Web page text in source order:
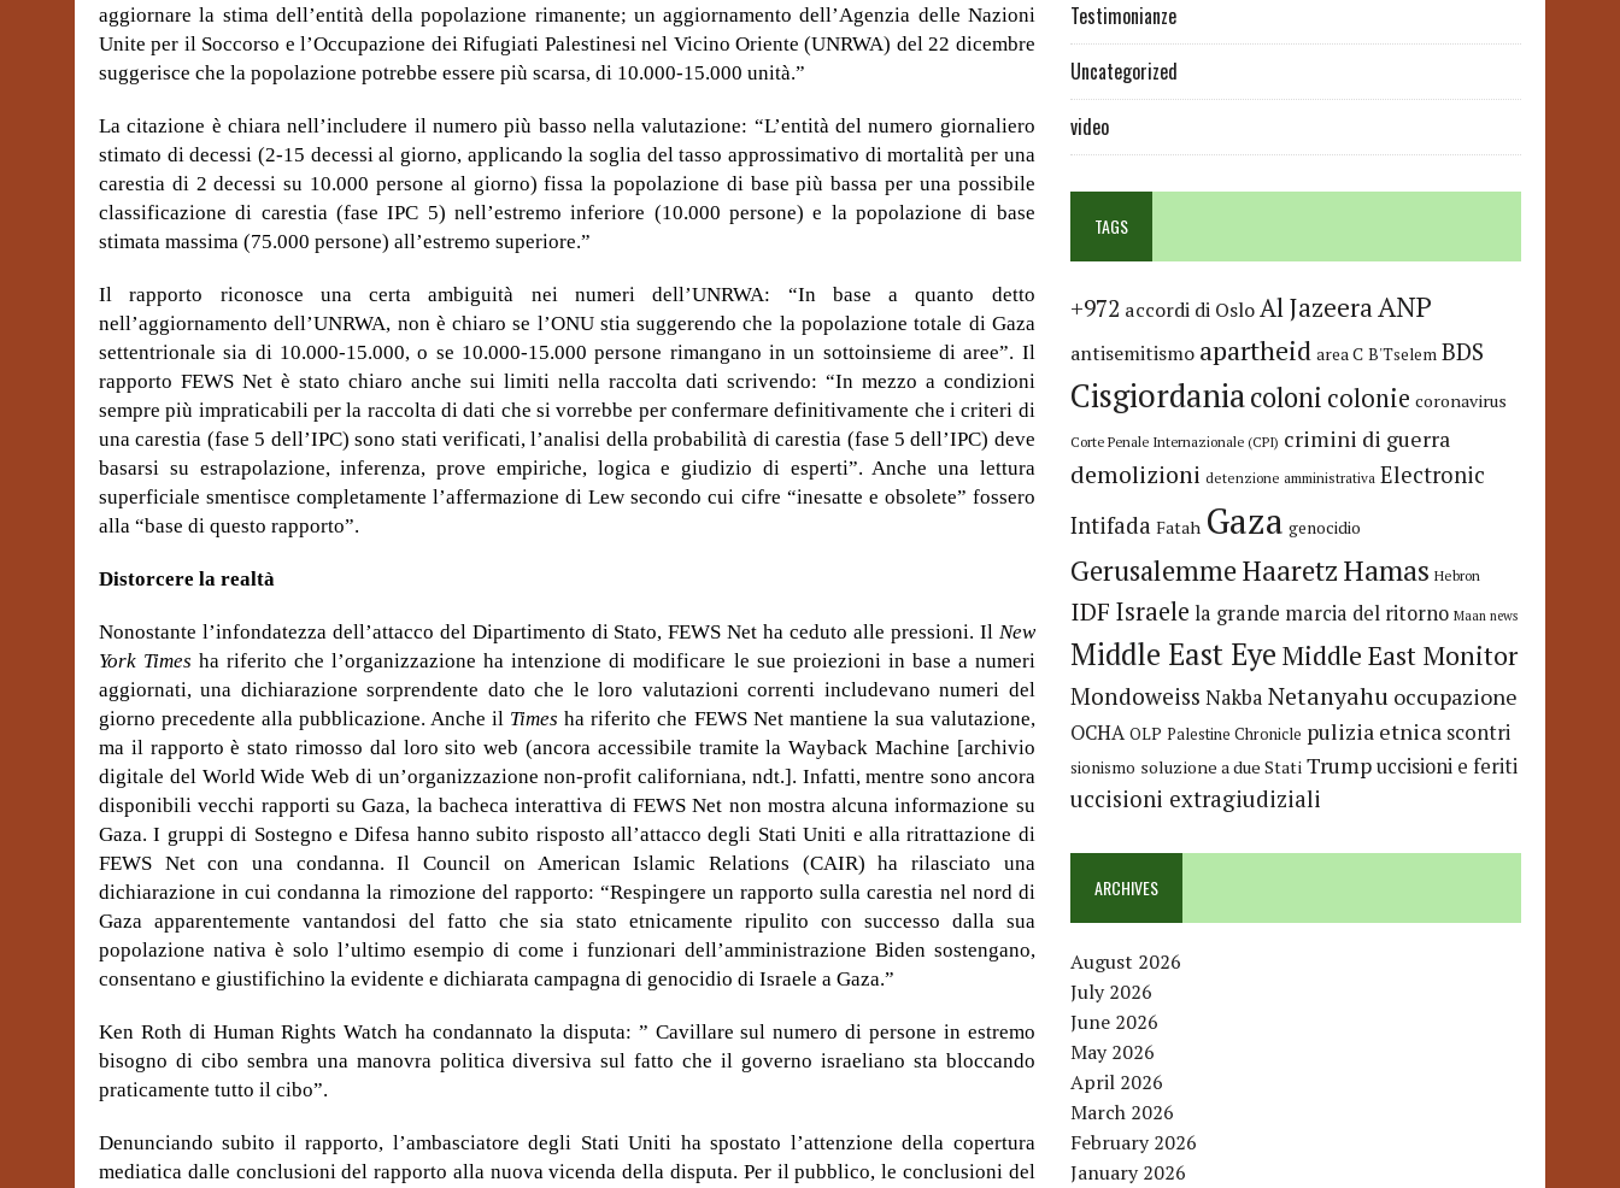
aggiornare la stima dell’entità della popolazione rimanente; un aggiornamento dell’Agenzia delle Nazioni
Unite per il Soccorso e l’Occupazione dei Rifugiati Palestinesi nel Vicino Oriente (UNRWA) del 22 dicembre
suggerisce che la popolazione potrebbe essere più scarsa, di 10.000-15.000 unità.”
La citazione è chiara nell’includere il numero più basso nella valutazione: “L’entità del numero giornaliero
stimato di decessi (2-15 decessi al giorno, applicando la soglia del tasso approssimativo di mortalità per una
carestia di 2 decessi su 10.000 persone al giorno) fissa la popolazione di base più bassa per una possibile
classificazione di carestia (fase IPC 5) nell’estremo inferiore (10.000 persone) e la popolazione di base
stimata massima (75.000 persone) all’estremo superiore.”
Il rapporto riconosce una certa ambiguità nei numeri dell’UNRWA: “In base a quanto detto
nell’aggiornamento dell’UNRWA, non è chiaro se l’ONU stia suggerendo che la popolazione totale di Gaza
settentrionale sia di 10.000-15.000, o se 10.000-15.000 persone rimangano in un sottoinsieme di aree”. Il
rapporto FEWS Net è stato chiaro anche sui limiti nella raccolta dati scrivendo: “In mezzo a condizioni
sempre più impraticabili per la raccolta di dati che si vorrebbe per confermare definitivamente che i criteri di
una carestia (fase 5 dell’IPC) sono stati verificati, l’analisi della probabilità di carestia (fase 5 dell’IPC) deve
basarsi su estrapolazione, inferenza, prove empiriche, logica e giudizio di esperti”. Anche una lettura
superficiale smentisce completamente l’affermazione di Lew secondo cui cifre “inesatte e obsolete” fossero
alla “base di questo rapporto”.
Distorcere la realtà
Nonostante l’infondatezza dell’attacco del Dipartimento di Stato, FEWS Net ha ceduto alle pressioni. Il New
York Times ha riferito che l’organizzazione ha intenzione di modificare le sue proiezioni in base a numeri
aggiornati, una dichiarazione sorprendente dato che le loro valutazioni correnti includevano numeri del
giorno precedente alla pubblicazione. Anche il Times ha riferito che FEWS Net mantiene la sua valutazione,
ma il rapporto è stato rimosso dal loro sito web (ancora accessibile tramite la Wayback Machine [archivio
digitale del World Wide Web di un’organizzazione non-profit californiana, ndt.]. Infatti, mentre sono ancora
disponibili vecchi rapporti su Gaza, la bacheca interattiva di FEWS Net non mostra alcuna informazione su
Gaza. I gruppi di Sostegno e Difesa hanno subito risposto all’attacco degli Stati Uniti e alla ritrattazione di
FEWS Net con una condanna. Il Council on American Islamic Relations (CAIR) ha rilasciato una
dichiarazione in cui condanna la rimozione del rapporto: “Respingere un rapporto sulla carestia nel nord di
Gaza apparentemente vantandosi del fatto che sia stato etnicamente ripulito con successo dalla sua
popolazione nativa è solo l’ultimo esempio di come i funzionari dell’amministrazione Biden sostengano,
consentano e giustifichino la evidente e dichiarata campagna di genocidio di Israele a Gaza.”
Ken Roth di Human Rights Watch ha condannato la disputa: ” Cavillare sul numero di persone in estremo
bisogno di cibo sembra una manovra politica diversiva sul fatto che il governo israeliano sta bloccando
praticamente tutto il cibo”.
Denunciando subito il rapporto, l’ambasciatore degli Stati Uniti ha spostato l’attenzione della copertura
mediatica dalle conclusioni del rapporto alla nuova vicenda della disputa. Per il pubblico, le conclusioni del
Testimonianze
Uncategorized
video
TAGS
+972 accordi di OsloAl JazeeraANP
antisemitismo apartheid area C B'Tselem BDS
Cisgiordaniacoloni colonie coronavirus
Corte Penale Internazionale (CPI) crimini di guerra
demolizioni detenzione amministrativa Electronic
Intifada Fatah Gaza genocidio
GerusalemmeHaaretzHamas Hebron
IDF Israele la grande marcia del ritorno Maan news
Middle East Eye Middle East Monitor
Mondoweiss Nakba Netanyahu occupazione
OCHA OLP Palestine Chronicle pulizia etnica scontri
sionismo soluzione a due Stati Trumpuccisioni e feriti
uccisioni extragiudiziali
ARCHIVES
August 2026
July 2026
June 2026
May 2026
April 2026
March 2026
February 2026
January 2026